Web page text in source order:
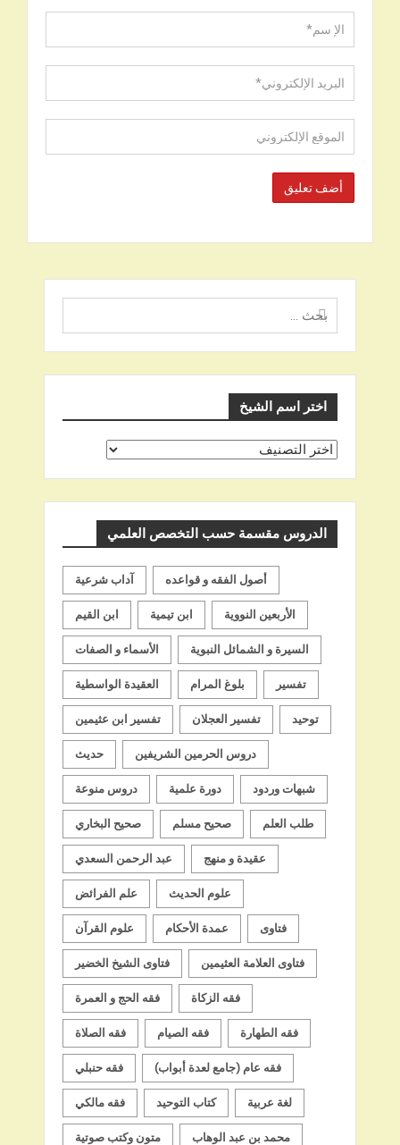
البحث
عن
اختر اسم الشيخ
اختر
الدروس مقسمة حسب التخصص العلمي
آداب شرعية أصول الفقه و قواعده
ابن القيم ابن تيمية الأربعين النووية
الأسماء و الصفات السيرة و الشمائل النبوية
العقيدة الواسطية بلوغ المرام تفسير
تفسير ابن عثيمين تفسير العجلان توحيد
حديث دروس الحرمين الشريفين
دروس منوعة دورة علمية شبهات وردود
صحيح البخاري صحيح مسلم طلب العلم
عبد الرحمن السعدي عقيدة و منهج
علم الفرائض علوم الحديث
علوم القرآن عمدة الأحكام فتاوى
فتاوى الشيخ الخضير فتاوى العلامة العثيمين
فقه الحج و العمرة فقه الزكاة
فقه الصلاة فقه الصيام فقه الطهارة
فقه حنبلي فقه عام (جامع لعدة أبواب)
فقه مالكي كتاب التوحيد لغة عربية
متون وكتب صوتية محمد بن عبد الوهاب